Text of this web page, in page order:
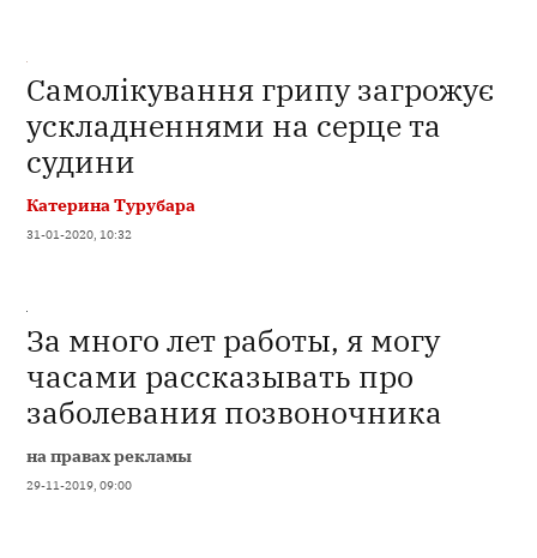
Самолікування грипу загрожує
ускладненнями на серце та
судини
Катерина Турубара
31-01-2020, 10:32
За много лет работы, я могу
часами рассказывать про
заболевания позвоночника
на правах рекламы
29-11-2019, 09:00